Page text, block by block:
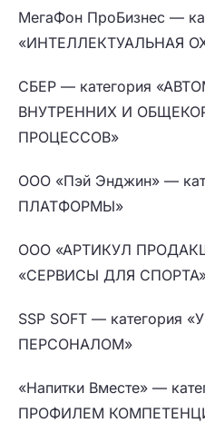
МегаФон ПроБизнес —
«ИНТЕЛЛЕКТУАЛЬНАЯ
СБЕР — категория
ВНУТРЕННИХ И
ПРОЦЕССОВ»
ООО «Пэй Энджин» —
ПЛАТФОРМЫ»
ООО «АРТИКУЛ
«СЕРВИСЫ ДЛЯ
SSP SOFT — категория
ПЕРСОНАЛОМ»
«Напитки Вместе» —
ПРОФИЛЕМ